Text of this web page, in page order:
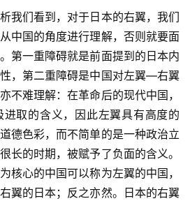
们看到，对于日本的右翼，我们
中国的角度进行理解，否则就要面
第一重障碍就是前面提到的日本内
，第二重障碍是中国对左翼—右翼
不难理解：在革命后的现代中国，
取的含义，因此左翼具有高度的
德色彩，而不简单的是一种政治立
长的时期，被赋予了负面的含义。
核心的中国可以称为左翼的中国，
翼的日本；反之亦然。日本的右翼